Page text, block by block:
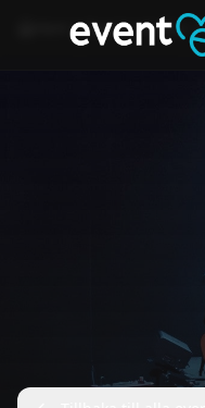
Event Kultur